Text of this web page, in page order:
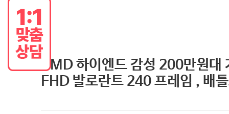
AMD 하이엔드 감성 200만원
FHD 발로란트 240 프레임 , 배